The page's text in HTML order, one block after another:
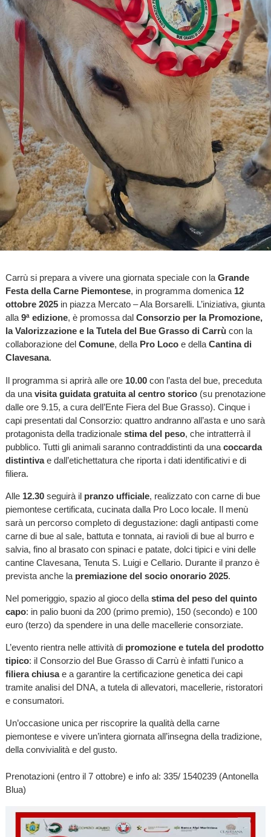
Carrù si prepara a vivere una giornata speciale con la Grande
Festa della Carne Piemontese, in programma domenica 12
ottobre 2025in piazza Mercato – Ala Borsarelli. L’iniziativa, giunta
alla 9ª edizione, è promossa dal Consorzio per la Promozione,
la Valorizzazione e la Tutela del Bue Grasso di Carrùcon la
collaborazione del Comune, della Pro Locoe della Cantina di
Clavesana.
Il programma si aprirà alle ore 10.00con l’asta del bue, preceduta
da una visita guidata gratuita al centro storico(su prenotazione
dalle ore 9.15, a cura dell’Ente Fiera del Bue Grasso). Cinque i
capi presentati dal Consorzio: quattro andranno all’asta e uno sarà
protagonista della tradizionale stima del peso, che intratterrà il
pubblico. Tutti gli animali saranno contraddistinti da una coccarda
distintivae dall’etichettatura che riporta i dati identificativi e di
filiera.
Alle 12.30seguirà il pranzo ufficiale, realizzato con carne di bue
piemontese certificata, cucinata dalla Pro Loco locale. Il menù
sarà un percorso completo di degustazione: dagli antipasti come
carne di bue al sale, battuta e tonnata, ai ravioli di bue al burro e
salvia, fino al brasato con spinaci e patate, dolci tipici e vini delle
cantine Clavesana, Tenuta S. Luigi e Cellario. Durante il pranzo è
prevista anche la premiazione del socio onorario 2025.
Nel pomeriggio, spazio al gioco della stima del peso del quinto
capo: in palio buoni da 200 (primo premio), 150 (secondo) e 100
euro (terzo) da spendere in una delle macellerie consorziate.
L’evento rientra nelle attività di promozione e tutela del prodotto
tipico: il Consorzio del Bue Grasso di Carrù è infatti l’unico a
filiera chiusae a garantire la certificazione genetica dei capi
tramite analisi del DNA, a tutela di allevatori, macellerie, ristoratori
e consumatori.
Un’occasione unica per riscoprire la qualità della carne
piemontese e vivere un’intera giornata all’insegna della tradizione,
della convivialità e del gusto.
Prenotazioni (entro il 7 ottobre) e info al: 335/ 1540239 (Antonella
Blua)